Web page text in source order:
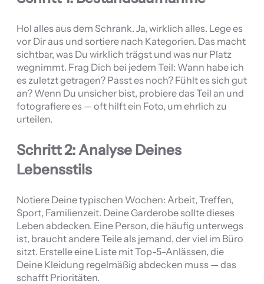
Hol alles aus dem Schrank. Ja, wirklich alles. Lege es
vor Dir aus und sortiere nach Kategorien. Das macht
sichtbar, was Du wirklich trägst und was nur Platz
wegnimmt. Frag Dich bei jedem Teil: Wann habe ich
es zuletzt getragen? Passt es noch? Fühlt es sich gut
an? Wenn Du unsicher bist, probiere das Teil an und
fotografiere es — oft hilft ein Foto, um ehrlich zu
urteilen.
Schritt 2: Analyse Deines
Lebensstils
Notiere Deine typischen Wochen: Arbeit, Treffen,
Sport, Familienzeit. Deine Garderobe sollte dieses
Leben abdecken. Eine Person, die häufig unterwegs
ist, braucht andere Teile als jemand, der viel im Büro
sitzt. Erstelle eine Liste mit Top-5-Anlässen, die
Deine Kleidung regelmäßig abdecken muss — das
schafft Prioritäten.